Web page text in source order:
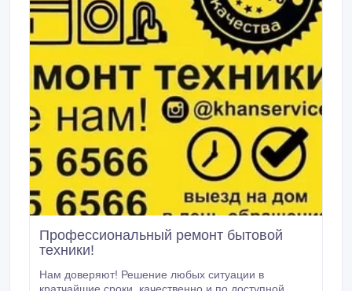
Профессиональный ремонт бытовой
техники!
Нам доверяют! Решение любых ситуации в